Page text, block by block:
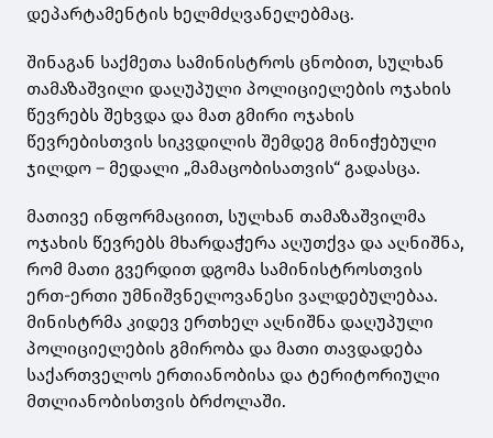
დეპარტამენტის ხელმძღვანელებმაც.
შინაგან საქმეთა სამინისტროს ცნობით, სულხან
თამაზაშვილი დაღუპული პოლიციელების ოჯახის
წევრებს შეხვდა და მათ გმირი ოჯახის
წევრებისთვის სიკვდილის შემდეგ მინიჭებული
ჯილდო – მედალი „მამაცობისათვის“ გადასცა.
მათივე ინფორმაციით, სულხან თამაზაშვილმა
ოჯახის წევრებს მხარდაჭერა აღუთქვა და აღნიშნა,
რომ მათი გვერდით დგომა სამინისტროსთვის
ერთ-ერთი უმნიშვნელოვანესი ვალდებულებაა.
მინისტრმა კიდევ ერთხელ აღნიშნა დაღუპული
პოლიციელების გმირობა და მათი თავდადება
საქართველოს ერთიანობისა და ტერიტორიული
მთლიანობისთვის ბრძოლაში.